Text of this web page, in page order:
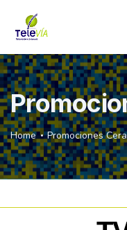
Home Promociones